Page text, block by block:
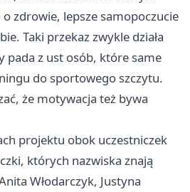
zdrowie, lepsze samopoczucie
Taki przekaz zwykle działa
pada z ust osób, które same
do sportowego szczytu.
że motywacja też bywa
projektu obok uczestniczek
których nazwiska znają
Włodarczyk, Justyna